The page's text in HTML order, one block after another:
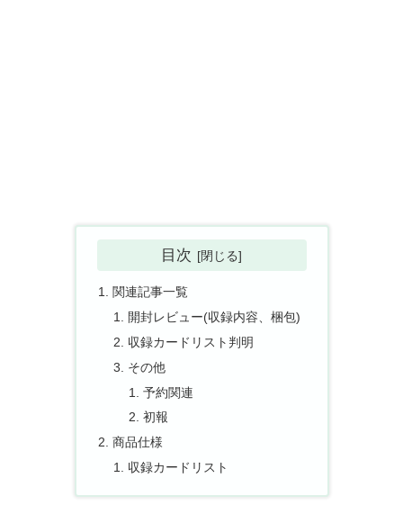
目次
関連記事一覧
開封レビュー(収録内容、梱包)
収録カードリスト判明
その他
予約関連
初報
商品仕様
収録カードリスト